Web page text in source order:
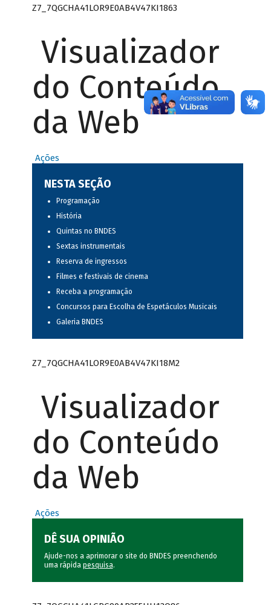
Z7_7QGCHA41LOR9E0AB4V47KI1863
Visualizador
do Conteúdo
da Web
Ações
NESTA SEÇÃO
Programação
História
Quintas no BNDES
Sextas instrumentais
Reserva de ingressos
Filmes e festivais de cinema
Receba a programação
Concursos para Escolha de Espetáculos Musicais
Galeria BNDES
Z7_7QGCHA41LOR9E0AB4V47KI18M2
Visualizador
do Conteúdo
da Web
Ações
DÊ SUA OPINIÃO
Ajude-nos a aprimorar o site do BNDES preenchendo
uma rápida pesquisa.